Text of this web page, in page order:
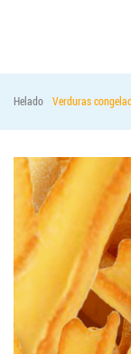
Helado Verduras